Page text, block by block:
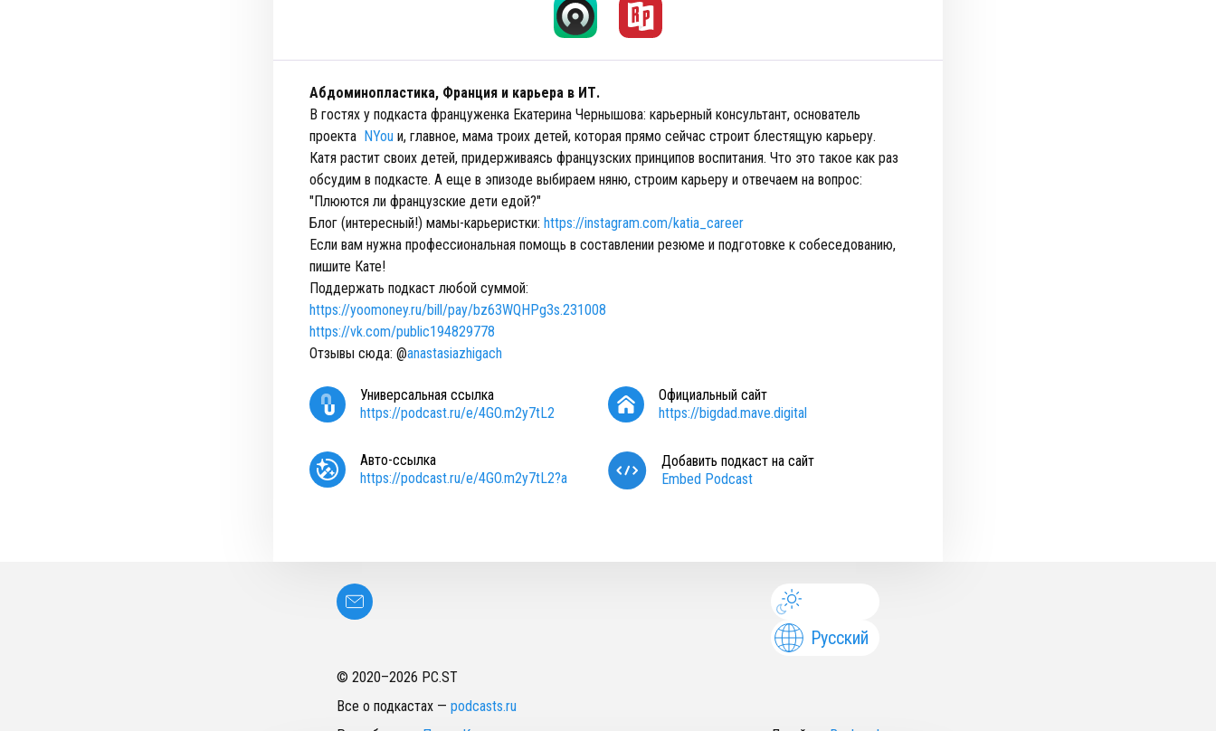
Абдоминопластика, Франция и карьера в ИТ.
В гостях у подкаста француженка Екатерина Чернышова: карьерный консультант, основатель
проекта NYou и, главное, мама троих детей, которая прямо сейчас строит блестящую карьеру.
Катя растит своих детей, придерживаясь французских принципов воспитания. Что это такое как раз
обсудим в подкасте. А еще в эпизоде выбираем няню, строим карьеру и отвечаем на вопрос:
"Плюются ли французские дети едой?"
Блог (интересный!) мамы-карьеристки: https://instagram.com/katia_career
Если вам нужна профессиональная помощь в составлении резюме и подготовке к собеседованию,
пишите Кате!
Поддержать подкаст любой суммой:
https://yoomoney.ru/bill/pay/bz63WQHPg3s.231008
https://vk.com/public194829778
Отзывы сюда: @anastasiazhigach
Универсальная ссылка
https://podcast.ru/e/4GO.m2y7tL2
Официальный сайт
https://bigdad.mave.digital
Авто-ссылка
https://podcast.ru/e/4GO.m2y7tL2?a
Добавить подкаст на сайт
Embed Podcast
Русский
© 2020–2026 PC.ST
Все о подкастах — podcasts.ru